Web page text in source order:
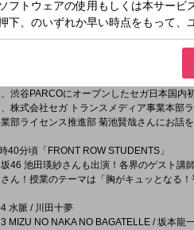
さんにお話をうかがいます！
00分頃「BRAIN LABORATORY」
すがりの天才・川田十夢さんの頭の中の最
時15分頃「GLOBAL OPEN INNOVATION」
渋谷PARCOにオープンしたセガ日本国内
株式会社セガ トランスメディア事業本部
部ライセンス推進部 菊池賢哉さんにお話
40分頃「FRONT ROW STUDENTS」
坂46 池田瑛紗さんも出演！各界のゲスト講
さん！授業のテーマは「胸がキュッとなる！
水脈 / 川田十夢
MIZU NO NAKA NO BAGATELLE / 坂本龍